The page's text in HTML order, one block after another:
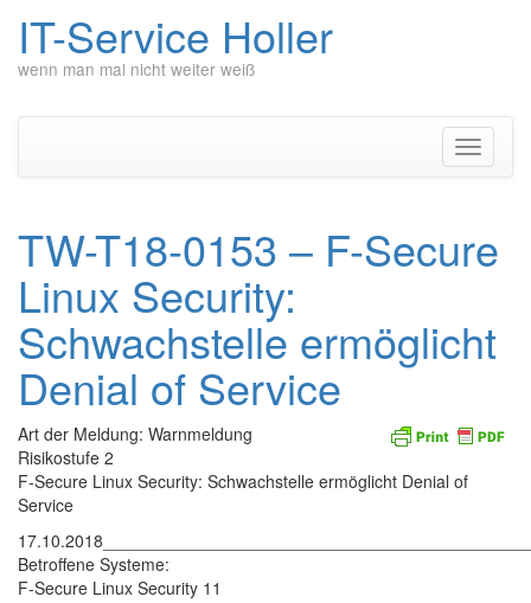
IT-Service Holler
wenn man mal nicht weiter weiß
TW-T18-0153 – F-Secure
Linux Security:
Schwachstelle ermöglicht
Denial of Service
Art der Meldung: Warnmeldung
Risikostufe 2
F-Secure Linux Security: Schwachstelle ermöglicht Denial of
Service
Betroffene Systeme:
F-Secure Linux Security 11